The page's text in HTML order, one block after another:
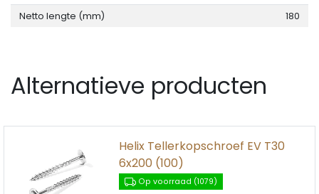
Netto lengte (mm)
180
Alternatieve producten
Helix Tellerkopschroef EV T30
6x200 (100)
Op voorraad (1079)